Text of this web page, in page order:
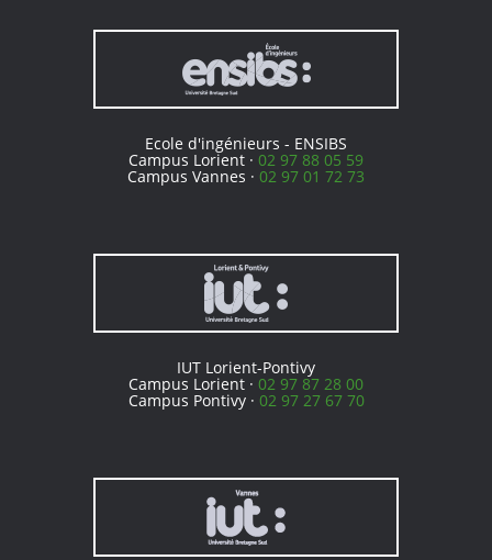
Ecole d'ingénieurs - ENSIBS
Campus Lorient · 02 97 88 05 59
Campus Vannes · 02 97 01 72 73
IUT Lorient-Pontivy
Campus Lorient · 02 97 87 28 00
Campus Pontivy · 02 97 27 67 70